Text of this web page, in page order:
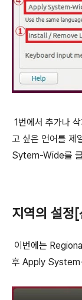
1번에서 추가나
고 싶은 언어를 제
Sytem-Wide를
지역의 설정[
이번에는
후 Apply